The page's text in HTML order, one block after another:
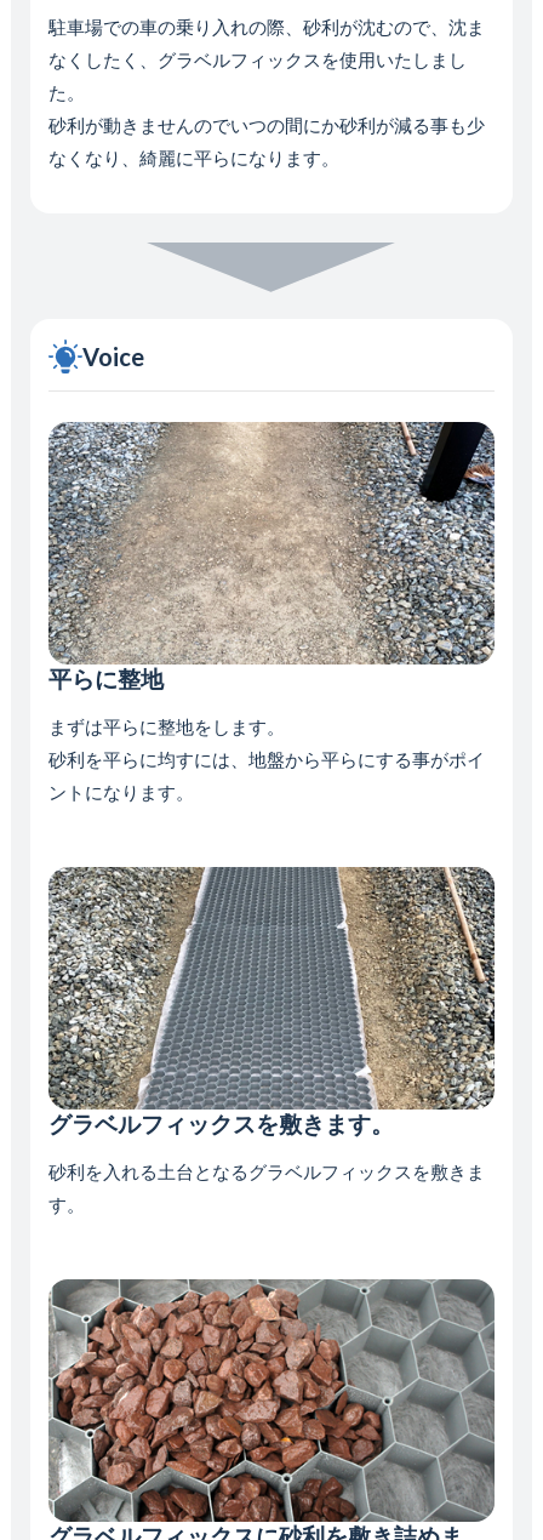
駐車場での車の乗り入れの際、砂利が沈むので、沈ま
なくしたく、グラベルフィックスを使用いたしまし
た。
砂利が動きませんのでいつの間にか砂利が減る事も少
なくなり、綺麗に平らになります。
Voice
平らに整地
まずは平らに整地をします。
砂利を平らに均すには、地盤から平らにする事がポイ
ントになります。
グラベルフィックスを敷きます。
砂利を入れる土台となるグラベルフィックスを敷きま
す。